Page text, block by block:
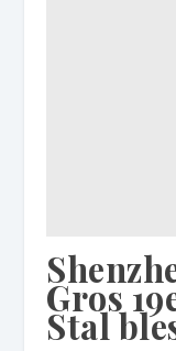
Gros
Stal